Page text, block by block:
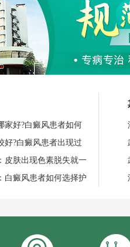
家好?白癜风患者如何
好?白癜风患者出现过
皮肤出现色素脱失就一
白癜风患者如何选择护